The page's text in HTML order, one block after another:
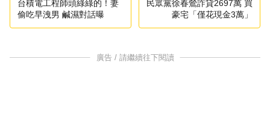
台積電工程師頭綠綠的！妻
偷吃早洩男 鹹濕對話曝
民眾黨徐春鶯詐貸2697萬 買
豪宅「僅花現金3萬」
廣告 / 請繼續往下閱讀